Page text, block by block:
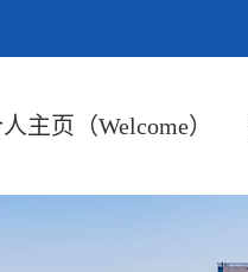
主页（Welcome）